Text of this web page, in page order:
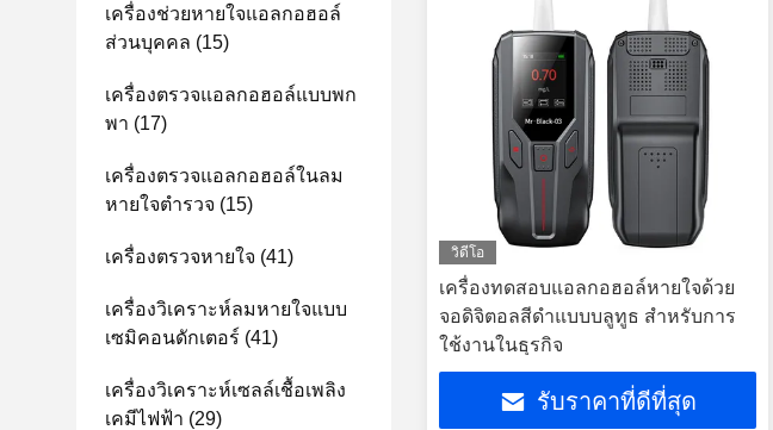
เครื่องช่วยหายใจแอลกอฮอล์
ส่วนบุคคล (15)
เครื่องตรวจแอลกอฮอล์แบบพก
พา (17)
เครื่องตรวจแอลกอฮอล์ในลม
หายใจตำรวจ (15)
เครื่องตรวจหายใจ (41)
เครื่องวิเคราะห์ลมหายใจแบบ
เซมิคอนดักเตอร์ (41)
เครื่องวิเคราะห์เซลล์เชื้อเพลิง
เคมีไฟฟ้า (29)
วิดีโอ
เครื่องทดสอบแอลกอฮอล์หายใจด้วย
จอดิจิตอลสีดําแบบบลูทูธ สําหรับการ
ใช้งานในธุรกิจ
รับราคาที่ดีที่สุด